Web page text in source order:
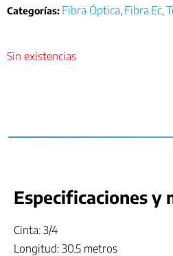
Categorías: Fibra Óptica Fibra.Ec
Sin existencias
Especificaciones y
Cinta: 3/4
Longitud: 30.5 metros